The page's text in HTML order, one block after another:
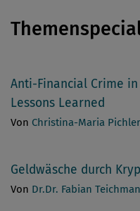
Anti-Financial Crime
Lessons Learned
Von Christina-Maria Pichler
Geldwäsche durch
Von Dr.Dr. Fabian